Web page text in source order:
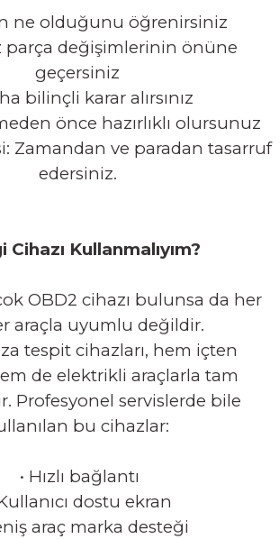
ne olduğunu öğrenirsiniz
parça değişimlerinin önüne
geçersiniz
bilinçli karar alırsınız
önce hazırlıklı olursunuz
Zamandan ve paradan tasarruf
edersiniz.
Cihazı Kullanmalıyım?
OBD2 cihazı bulunsa da her
araçla uyumlu değildir.
tespit cihazları, hem içten
de elektrikli araçlarla tam
Profesyonel servislerde bile
bu cihazlar:
• Hızlı bağlantı
dostu ekran
araç marka desteği